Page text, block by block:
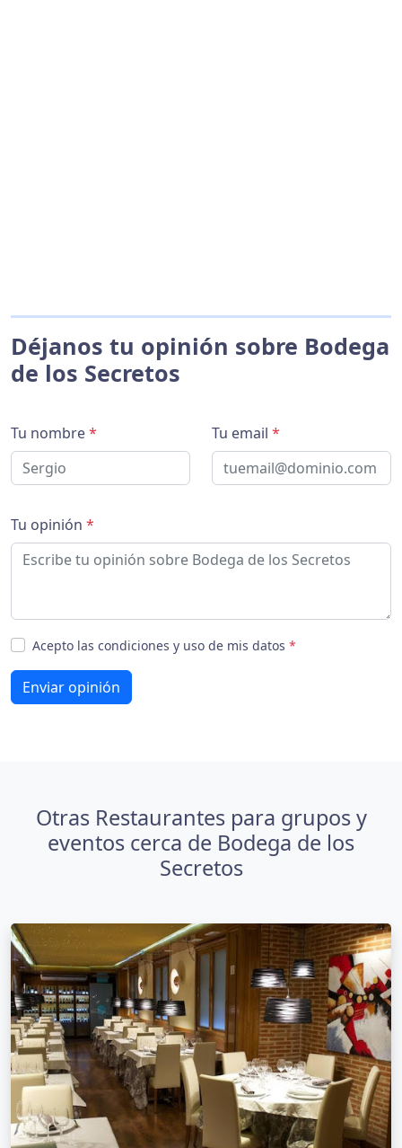
Déjanos tu opinión sobre Bodega
de los Secretos
Tu nombre* Tu email *
Tu opinión *
Acepto las condiciones y uso de mis datos *
Enviar opinión
Otras Restaurantes para grupos y
eventos cerca de Bodega de los
Secretos